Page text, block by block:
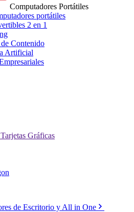
Computadores Portátiles
portátiles
2 en 1
Contenido
Artificial
Gráficas
de Escritorio y All in One